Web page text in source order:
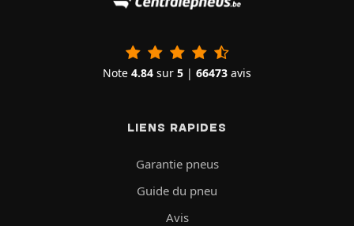
Note 4.84 sur 5 | 66473 avis
LIENS RAPIDES
Garantie pneus
Guide du pneu
Avis